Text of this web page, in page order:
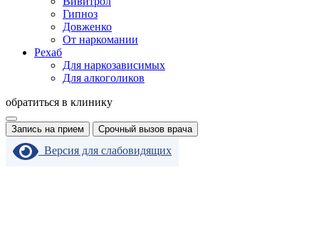
Гипноз
Довженко
От наркомании
Рехаб
Для наркозависимых
Для алкоголиков
обратиться в клинику
Запись на прием Срочный вызов врача
Версия для слабовидящих